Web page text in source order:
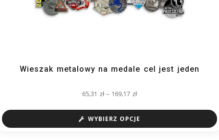
Wieszak metalowy na medale cel jest jeden
65,31 zł – 169,17 zł
WYBIERZ OPCJE